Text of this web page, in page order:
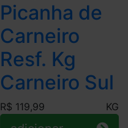
Picanha de
Carneiro
Resf. Kg
Carneiro Sul
R$ 119,99 KG